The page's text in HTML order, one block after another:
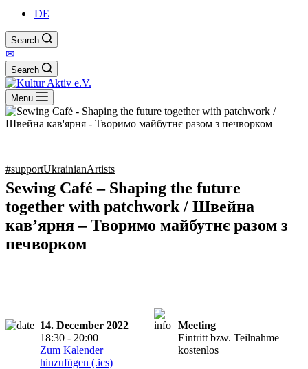
DE
Search
✉
Search
Menu
#supportUkrainianArtists
Sewing Café – Shaping the future
together with patchwork / Швейна
кав’ярня – Творимо майбутнє разом з
печворком
14. December 2022
18:30 - 20:00
Zum Kalender
hinzufügen (.ics)
Meeting
Eintritt bzw. Teilnahme
kostenlos